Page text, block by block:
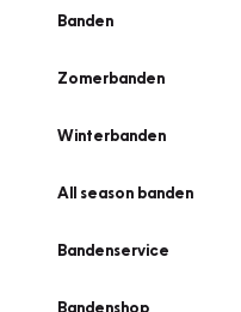
Banden
Zomerbanden
Winterbanden
All season banden
Bandenservice
Bandenshop